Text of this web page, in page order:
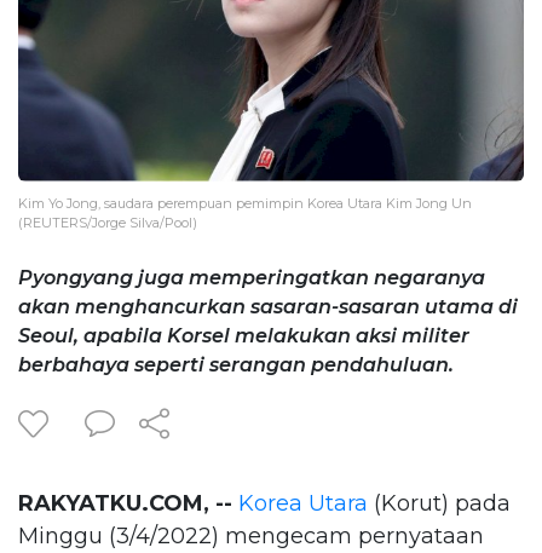
Kim Yo Jong, saudara perempuan pemimpin Korea Utara Kim Jong Un
(REUTERS/Jorge Silva/Pool)
Pyongyang juga memperingatkan negaranya
akan menghancurkan sasaran-sasaran utama di
Seoul, apabila Korsel melakukan aksi militer
berbahaya seperti serangan pendahuluan.
RAKYATKU.COM, -- Korea Utara (Korut) pada
Minggu (3/4/2022) mengecam pernyataan